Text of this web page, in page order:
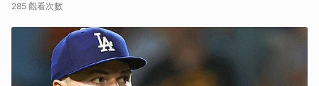
285 觀看次數